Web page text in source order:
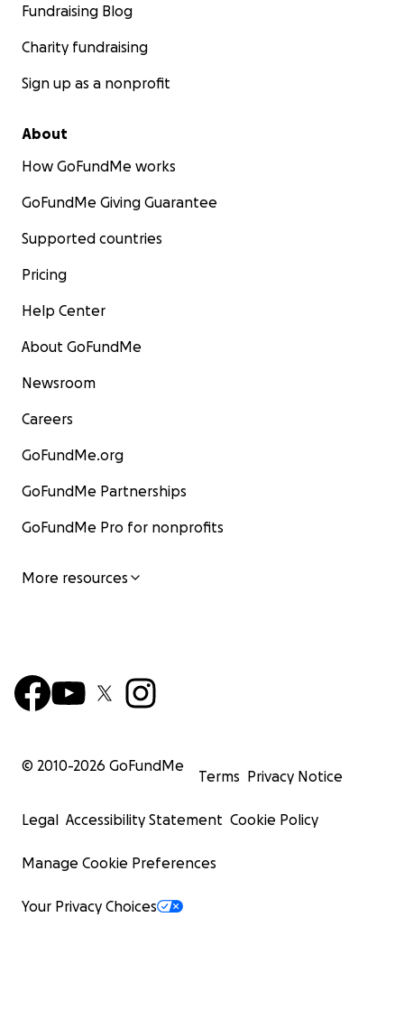
Fundraising Blog
Charity fundraising
Sign up as a nonprofit
About
How GoFundMe works
GoFundMe Giving Guarantee
Supported countries
Pricing
Help Center
About GoFundMe
Newsroom
Careers
GoFundMe.org
GoFundMe Partnerships
GoFundMe Pro for nonprofits
More resources
© 2010-2026 GoFundMe
Terms Privacy Notice
Legal Accessibility Statement Cookie Policy
Manage Cookie Preferences
Your Privacy Choices